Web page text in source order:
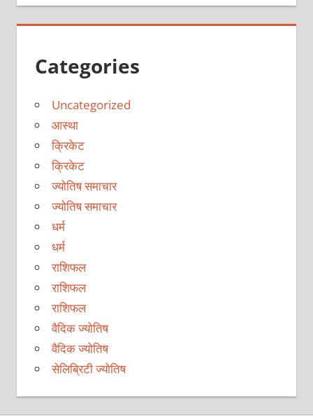
Categories
Uncategorized
आस्था
क्रिकेट
क्रिकेट
ज्योतिष समाचार
ज्योतिष समाचार
धर्म
धर्म
राशिफल
राशिफल
राशिफल
वैदिक ज्योतिष
वैदिक ज्योतिष
सेलिब्रिटी ज्योतिष